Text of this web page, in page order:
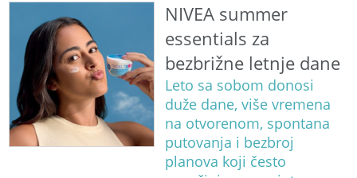
NIVEA summer
essentials za
bezbrižne letnje dane
Leto sa sobom donosi
duže dane, više vremena
na otvorenom, spontana
putovanja i bezbroj
planova koji često